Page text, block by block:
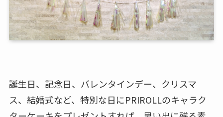
誕生日、記念日、バレンタインデー、クリスマ
ス、結婚式など、特別な日にPRIROLLのキャラク